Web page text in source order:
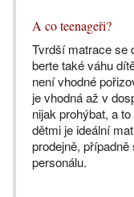
A co teenageři?
Tvrdší matrace se
berte také váhu
není vhodné
je vhodná až v
nijak prohýbat, a
dětmi je ideální
prodejně,
personálu.